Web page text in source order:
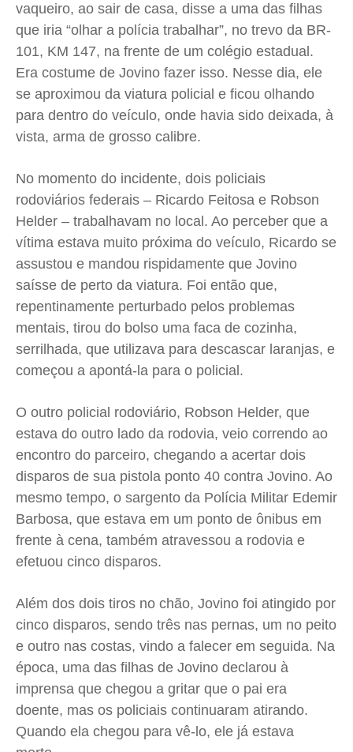
Privacidade
Privacidade
Privacidade
Privacidade
vaqueiro, ao sair de casa, disse a uma das filhas
que iria “olhar a polícia trabalhar”, no trevo da BR-
101, KM 147, na frente de um colégio estadual.
Era costume de Jovino fazer isso. Nesse dia, ele
se aproximou da viatura policial e ficou olhando
para dentro do veículo, onde havia sido deixada, à
vista, arma de grosso calibre.
No momento do incidente, dois policiais
rodoviários federais – Ricardo Feitosa e Robson
Helder – trabalhavam no local. Ao perceber que a
vítima estava muito próxima do veículo, Ricardo se
assustou e mandou rispidamente que Jovino
saísse de perto da viatura. Foi então que,
repentinamente perturbado pelos problemas
mentais, tirou do bolso uma faca de cozinha,
serrilhada, que utilizava para descascar laranjas, e
começou a apontá-la para o policial.
O outro policial rodoviário, Robson Helder, que
estava do outro lado da rodovia, veio correndo ao
encontro do parceiro, chegando a acertar dois
disparos de sua pistola ponto 40 contra Jovino. Ao
mesmo tempo, o sargento da Polícia Militar Edemir
Barbosa, que estava em um ponto de ônibus em
frente à cena, também atravessou a rodovia e
efetuou cinco disparos.
Além dos dois tiros no chão, Jovino foi atingido por
cinco disparos, sendo três nas pernas, um no peito
e outro nas costas, vindo a falecer em seguida. Na
época, uma das filhas de Jovino declarou à
imprensa que chegou a gritar que o pai era
doente, mas os policiais continuaram atirando.
Quando ela chegou para vê-lo, ele já estava